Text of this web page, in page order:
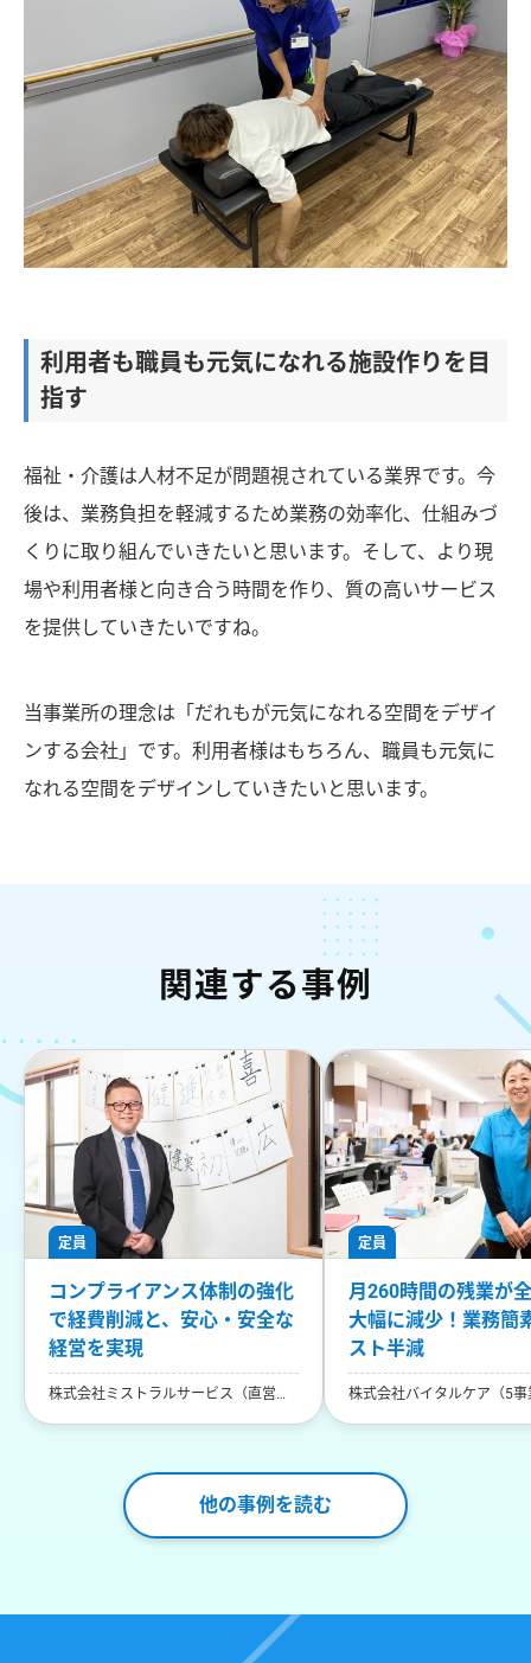
利用者も職員も元気になれる施設作りを目
指す
福祉・介護は人材不足が問題視されている業界です。今
後は、業務負担を軽減するため業務の効率化、仕組みづ
くりに取り組んでいきたいと思います。そして、より現
場や利用者様と向き合う時間を作り、質の高いサービス
を提供していきたいですね。
当事業所の理念は「だれもが元気になれる空間をデザイ
ンする会社」です。利用者様はもちろん、職員も元気に
なれる空間をデザインしていきたいと思います。
関連する事例
定員
コンプライアンス体制の強化
で経費削減と、安心・安全な
経営を実現
株式会社ミストラルサービス（直営店
定員
月260時間の残業が
大幅に減少！業務簡
スト半減
株式会社バイタルケア（5
他の事例を読む